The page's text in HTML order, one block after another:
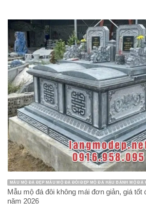
MẪU MỘ ĐÁ ĐẸP MẪU MỘ ĐÁ ĐÔI ĐẸP MỘ ĐÁ HẬU BÀNH MỘ ĐÁ
Mẫu mộ đá đôi không mái đơn giản, giá
năm 2026